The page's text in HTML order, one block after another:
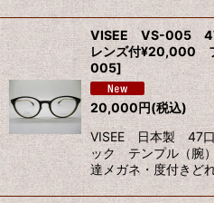
VISEE VS-005
レンズ付¥20,000
005]
20,000円(税込)
VISEE 日本製 47
ック テンプル（腕
達メガネ・度付きど